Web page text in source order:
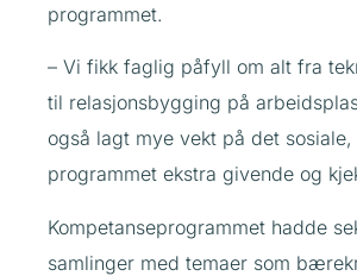
programmet.
– Vi fikk faglig påfyll om alt fra
til relasjonsbygging på
også lagt mye vekt på det
programmet ekstra givende og
Kompetanseprogrammet hadde
samlinger med temaer som